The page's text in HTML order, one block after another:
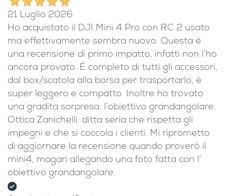
21 Luglio 2026
Ho acquistato il DJI Mini 4 Pro con RC 2 usato
ma effettivamente sembra nuovo. Questa è
una recensione di primo impatto, infatti non l’ho
ancora provato. È completo di tutti gli accessori,
dal box/scatola alla borsa per trasportarlo, è
super leggero e compatto. Inoltre ho trovato
una gradita sorpresa: l’obiettivo grandangolare.
Ottica Zanichelli: ditta seria che rispetta gli
impegni e che si coccola i clienti. Mi riprometto
di aggiornare la recensione quando proverò il
mini4, magari allegando una foto fatta con l’
obiettivo grandangolare.